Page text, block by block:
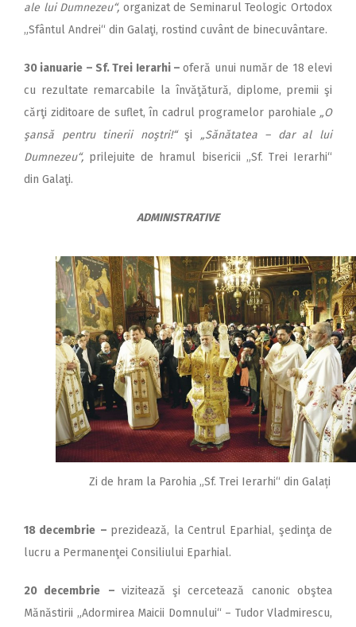
ale lui Dumnezeu“, organizat de Seminarul Teologic Ortodox
„Sfântul Andrei“ din Galaţi, rostind cuvânt de binecuvântare.
30 ianuarie – Sf. Trei Ierarhi –oferă unui număr de 18 elevi
cu rezultate remarcabile la învăţătură, diplome, premii şi
cărţi ziditoare de suflet, în cadrul programelor parohiale „O
şansă pentru tinerii noştri!“şi „Sănătatea – dar al lui
Dumnezeu“, prilejuite de hramul bisericii „Sf. Trei Ierarhi“
din Galaţi.
ADMINISTRATIVE
Zi de hram la Parohia „Sf. Trei Ierarhi“ din Galați
18 decembrie – prezidează, la Centrul Eparhial, şedinţa de
lucru a Permanenţei Consiliului Eparhial.
20 decembrie – vizitează şi cercetează canonic obştea
Mănăstirii „Adormirea Maicii Domnului“ – Tudor Vladmirescu,